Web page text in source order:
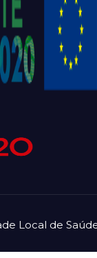
Local de